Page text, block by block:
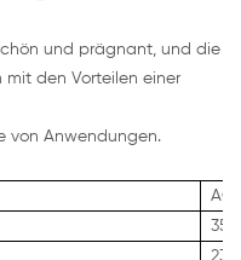
und prägnant, und die
den Vorteilen einer
von Anwendungen.